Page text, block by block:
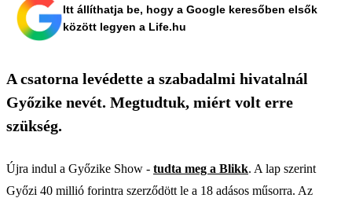
Itt állíthatja be, hogy a Google keresőben elsők
között legyen a Life.hu
A csatorna levédette a szabadalmi hivatalnál
Győzike nevét. Megtudtuk, miért volt erre
szükség.
Újra indul a Győzike Show - tudta meg a Blikk. A lap szerint
Győzi 40 millió forintra szerződött le a 18 adásos műsorra. Az